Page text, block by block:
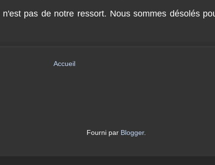
pas de notre ressort. Nous sommes désolés
Accueil
Fourni par Blogger.